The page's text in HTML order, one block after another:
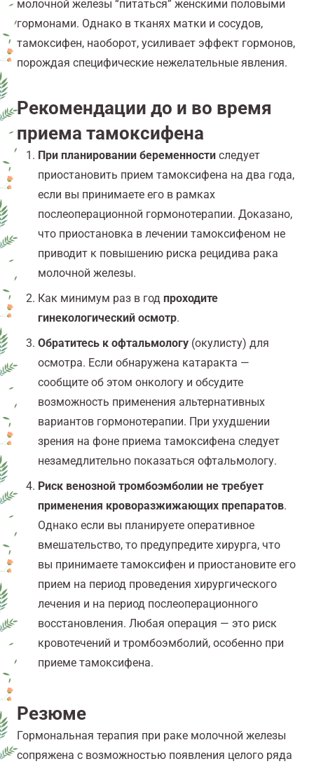
молочной железы “питаться” женскими половыми
гормонами. Однако в тканях матки и сосудов,
тамоксифен, наоборот, усиливает эффект гормонов,
порождая специфические нежелательные явления.
Рекомендации до и во время
приема тамоксифена
При планировании беременности следует
приостановить прием тамоксифена на два года,
если вы принимаете его в рамках
послеоперационной гормонотерапии. Доказано,
что приостановка в лечении тамоксифеном не
приводит к повышению риска рецидива рака
молочной железы.
Как минимум раз в год проходите
гинекологический осмотр.
Обратитесь к офтальмологу (окулисту) для
осмотра. Если обнаружена катаракта —
сообщите об этом онкологу и обсудите
возможность применения альтернативных
вариантов гормонотерапии. При ухудшении
зрения на фоне приема тамоксифена следует
незамедлительно показаться офтальмологу.
Риск венозной тромбоэмболии не требует
применения кроворазжижающих препаратов.
Однако если вы планируете оперативное
вмешательство, то предупредите хирурга, что
вы принимаете тамоксифен и приостановите его
прием на период проведения хирургического
лечения и на период послеоперационного
восстановления. Любая операция — это риск
кровотечений и тромбоэмболий, особенно при
приеме тамоксифена.
Резюме
Гормональная терапия при раке молочной железы
сопряжена с возможностью появления целого ряда